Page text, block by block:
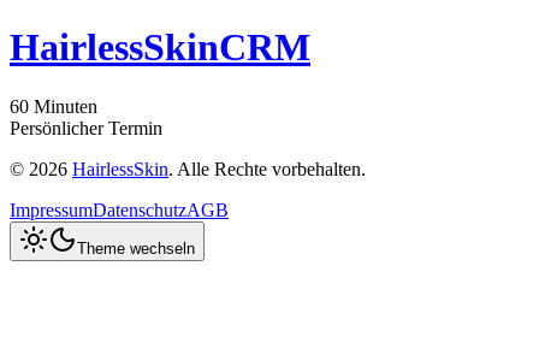
HairlessSkinCRM
60 Minuten
Persönlicher Termin
© 2026 HairlessSkin. Alle Rechte vorbehalten.
ImpressumDatenschutzAGB
Theme wechseln